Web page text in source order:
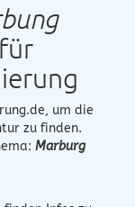
, um die
zu finden.
Marburg